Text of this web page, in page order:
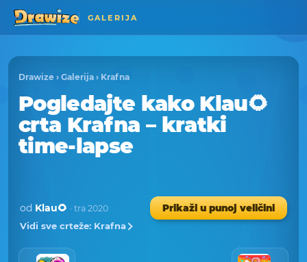
GALERIJA
Drawize › Galerija › Krafna
Pogledajte kako Klau🌻
crta Krafna – kratki
time-lapse
od Klau🌻 · tra 2020
Prikaži u punoj veličini
Vidi sve crteže: Krafna